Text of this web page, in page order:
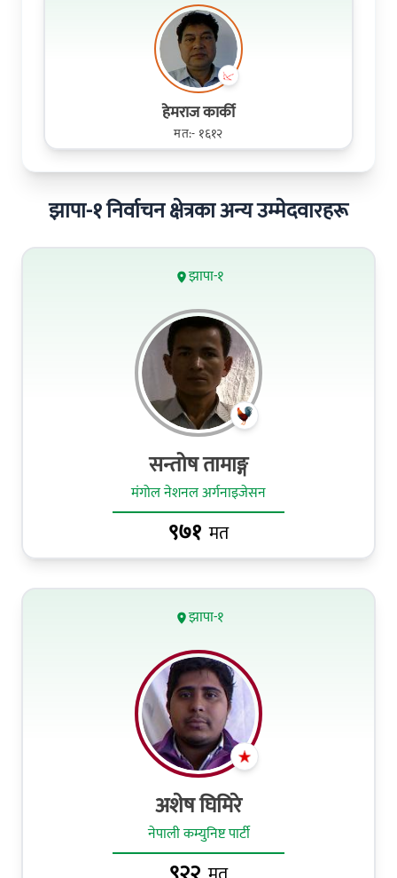
हेमराज कार्की
मत:- १६१२
झापा-१ निर्वाचन क्षेत्रका अन्य उम्मेदवारहरू
झापा-१
सन्तोष तामाङ्ग
मंगोल नेशनल अर्गनाइजेसन
९७१ मत
झापा-१
अशेष घिमिरे
नेपाली कम्युनिष्ट पार्टी